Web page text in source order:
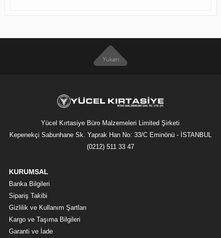
Yücel Kırtasiye Büro Malzemeleri Limited Şirketi
Kepenekçi Sabunhane Sk. Yaprak Han No: 33/C Eminönü - İSTANBUL
(0212) 511 33 47
KURUMSAL
Banka Bilgileri
Sipariş Takibi
Gizlilik ve Kullanım Şartları
Kargo ve Taşıma Bilgileri
Garanti ve İade